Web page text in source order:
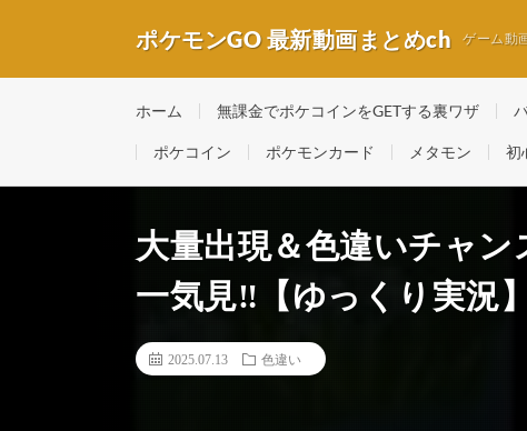
ポケモンGO 最新動画まとめch ゲーム動
ホーム 無課金でポケコインをGETする裏ワザ
ポケコイン ポケモンカード メタモン 初
大量出現＆色違いチャ
一気見‼️【ゆっくり実況】
2025.07.13 色違い